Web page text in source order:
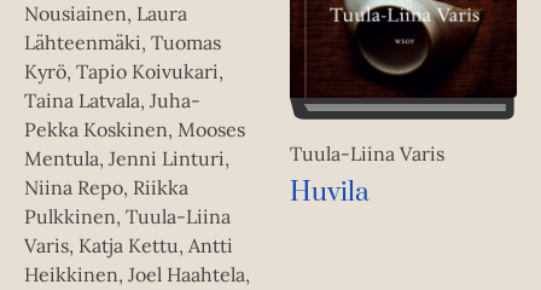
Nousiainen, Laura
Lähteenmäki, Tuomas
Kyrö, Tapio Koivukari,
Taina Latvala, Juha-
Pekka Koskinen, Mooses
Mentula, Jenni Linturi,
Niina Repo, Riikka
Pulkkinen, Tuula-Liina
Varis, Katja Kettu, Antti
Heikkinen, Joel Haahtela,
Tuula-Liina Varis
Huvila